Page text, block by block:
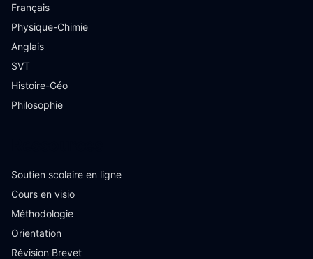
Français
Physique-Chimie
Anglais
SVT
Histoire-Géo
Philosophie
Soutien scolaire en ligne
Cours en visio
Méthodologie
Orientation
Révision Brevet